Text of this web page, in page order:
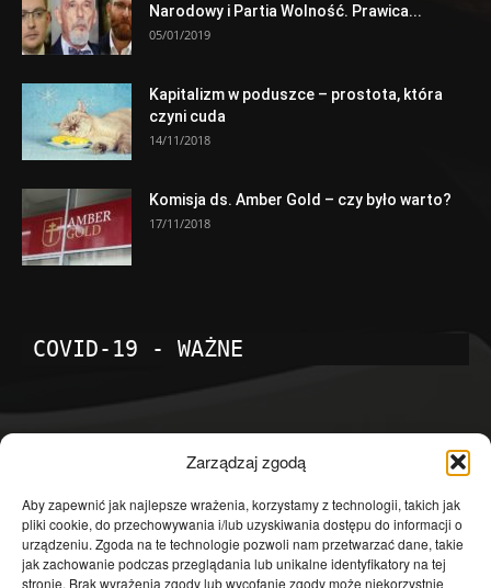
Zarządzaj zgodą
Aby zapewnić jak najlepsze wrażenia, korzystamy z technologii, takich jak
pliki cookie, do przechowywania i/lub uzyskiwania dostępu do informacji o
urządzeniu. Zgoda na te technologie pozwoli nam przetwarzać dane, takie
jak zachowanie podczas przeglądania lub unikalne identyfikatory na tej
stronie. Brak wyrażenia zgody lub wycofanie zgody może niekorzystnie
Narodowy i Partia Wolność. Prawica...
05/01/2019
Kapitalizm w poduszce – prostota, która
czyni cuda
14/11/2018
Komisja ds. Amber Gold – czy było warto?
17/11/2018
COVID-19 - WAŻNE
Temat dnia
4601
Publicystyka
4363
Polityka
3639